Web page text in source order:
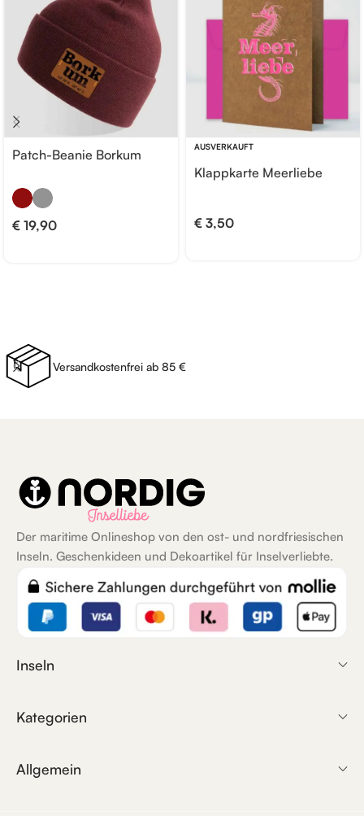
Patch-Beanie Borkum
€ 19,90
AUSVERKAUFT
Klappkarte Meerliebe
€ 3,50
Versandkostenfrei ab 85 €
Der maritime Onlineshop von den ost- und nordfriesischen
Inseln. Geschenkideen und Dekoartikel für Inselverliebte.
Inseln
Kategorien
Allgemein